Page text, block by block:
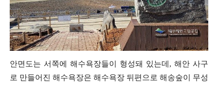
안면도는 서쪽에 해수욕장들이 형성돼 있는데, 해안 사구
로 만들어진 해수욕장은 해수욕장 뒤편으로 해송숲이 무성